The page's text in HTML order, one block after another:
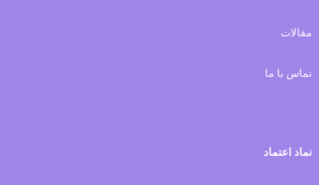
مقالات
تماس با ما
نماد اعتماد